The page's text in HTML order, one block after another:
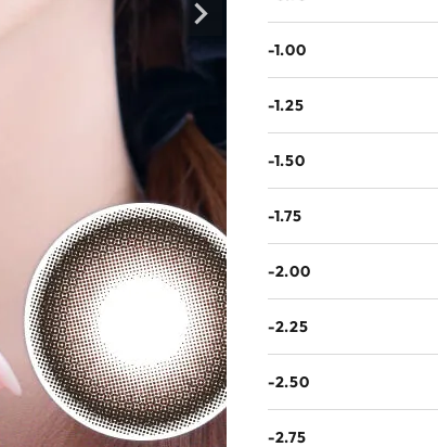
-1.00
-1.25
-1.50
-1.75
-2.00
-2.25
-2.50
-2.75